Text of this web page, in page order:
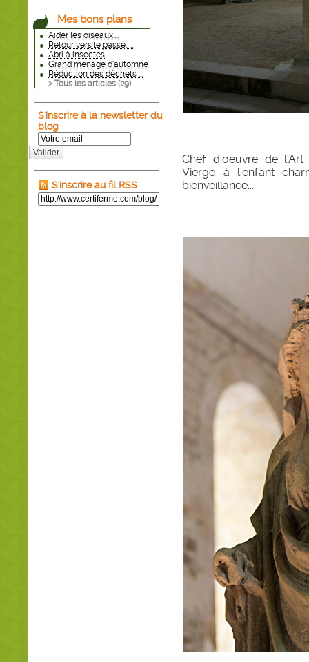
Mes bons plans
Aider les oiseaux....
Retour vers le passé.. ...
Abri à insectes
Grand ménage d'automne
Réduction des déchets ...
> Tous les articles (29)
S'inscrire à la newsletter du
blog
Valider
S'inscrire au fil RSS
Chef d'oeuvre de l'Art
Vierge à l'enfant
bienveillance.....